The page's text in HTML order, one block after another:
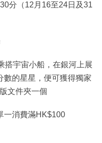
分（12月16至24日及31
宇宙小船，在銀河上展
數的星星，便可獲得獨家
文件夾一個
消費滿HK$100